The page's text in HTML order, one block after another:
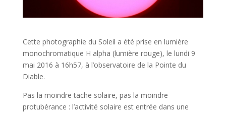
Cette photographie du Soleil a été prise en lumière
monochromatique H alpha (lumière rouge), le lundi 9
mai 2016 à 16h57, à l’observatoire de la Pointe du
Diable.
Pas la moindre tache solaire, pas la moindre
protubérance : l’activité solaire est entrée dans une